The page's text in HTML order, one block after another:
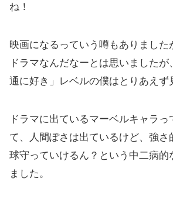
ね！
映画になるっていう噂もありました
ドラマなんだなーとは思いました
通に好き」レベルの僕はとりあえず
ドラマに出ているマーベルキャラ
て、人間ぽさは出ているけど、強さ
球守っていけるん？という中二病的
ました。